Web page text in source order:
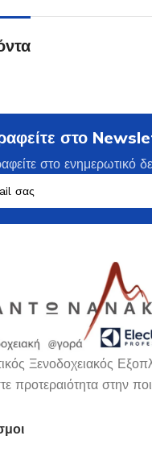
στο
στο ενημερωτικό
Ξενοδοχειακός
προτεραιότητα στην